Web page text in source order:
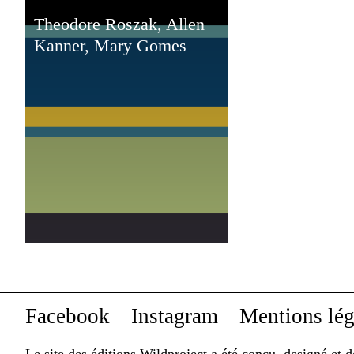
Theodore Roszak, Allen
Kanner, Mary Gomes
Facebook Instagram Mentions